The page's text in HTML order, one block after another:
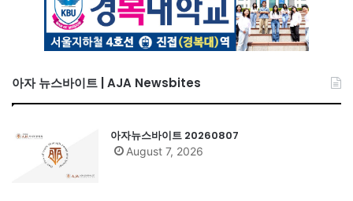
아자 뉴스바이트 | AJA Newsbites
아자뉴스바이트 20260807
August 7, 2026